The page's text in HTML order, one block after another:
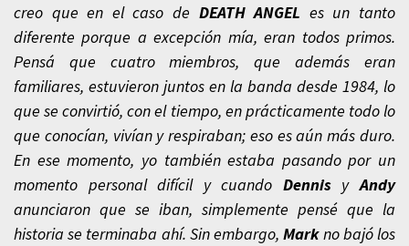
creo que en el caso de DEATH ANGEL es un tanto
diferente porque a excepción mía, eran todos primos.
Pensá que cuatro miembros, que además eran
familiares, estuvieron juntos en la banda desde 1984, lo
que se convirtió, con el tiempo, en prácticamente todo lo
que conocían, vivían y respiraban; eso es aún más duro.
En ese momento, yo también estaba pasando por un
momento personal difícil y cuando DennisyAndy
anunciaron que se iban, simplemente pensé que la
historia se terminaba ahí. Sin embargo,Markno bajó los